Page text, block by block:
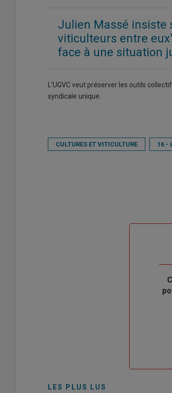
Julien Massé insiste
viticulteurs entre
face à une situation
L'UGVC veut préserver les outils
syndicale unique.
CULTURES ET VITICULTURE 16 -
LES PLUS LUS